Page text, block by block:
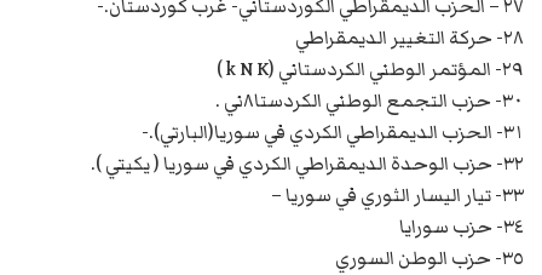
٢٧ – الحزب الديمقراطي الكوردستاني- غرب كوردستان.-
٢٨- حركة التغيير الديمقراطي
٢٩- المؤتمر الوطني الكردستاني (k N K )
٣٠- حزب التجمع الوطني الكردستا٨ني .
٣١- الحزب الديمقراطي الكردي في سوريا(البارتي).-
٣٢- حزب الوحدة الديمقراطي الكردي في سوريا ( يكيتي ).
٣٣- تيار اليسار الثوري في سوريا –
٣٤- حزب سورايا
٣٥- حزب الوطن السوري